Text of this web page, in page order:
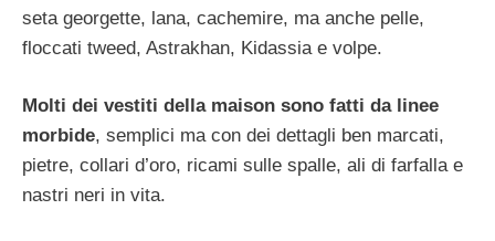
seta georgette, lana, cachemire, ma anche pelle,
floccati tweed, Astrakhan, Kidassia e volpe.
Molti dei vestiti della maison sono fatti da linee
morbide, semplici ma con dei dettagli ben marcati,
pietre, collari d’oro, ricami sulle spalle, ali di farfalla e
nastri neri in vita.